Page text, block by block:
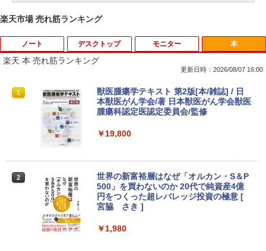
楽天市場 売れ筋ランキング
ノート
1
ノートパソコン 極軽量約965g 富士通 LI
FEBOOK U748 14インチ 高性能第7世代
Core i5-7300U カメラ内蔵 メモリ最大16
WIFI Bluetooth Office付き 5GWIFI Blu
￥16,500
indows11 超高性能 第10世代Core i5-10
デスクトップ
1
超得10％OFF｜買い替えならこれ!! Micr
osoft office付き デスクトップパソコン
中古デスクトップ 第8世代 メモリ8GB S
ト購入可能 単品 NEC デスクトップ PC
￥29,800
ンス】GMKtec G10 ミニPC【AMD Ryz
モニター
1
Yoothi 互換品 液晶 15.6インチ NV156F
HM-N41 NV156FHM-N42 NV156FHM-N
43 NV156FHM-N46 NV156FHM-N47 NV
PS LED LCD 液晶ディスプレイ 修理交換
￥9,250
＼500円OFFクーポンあり！／ モバイル
スプレイ VESA対応 コスパ デュアルモニ
本
楽天 本 売れ筋ランキング
更新日時：2026/08/07 16:00
1
獣医腫瘍学テキスト 第2版[本/雑誌] / 日
本獣医がん学会/著 日本獣医がん学会獣医
腫瘍科認定医認定委員会/監修
￥19,800
2
世界の新富裕層はなぜ「オルカン・S＆P
500」を買わないのか 20代で純資産4億
円をつくった超レバレッジ投資の極意 [
宮脇 さき ]
￥1,980